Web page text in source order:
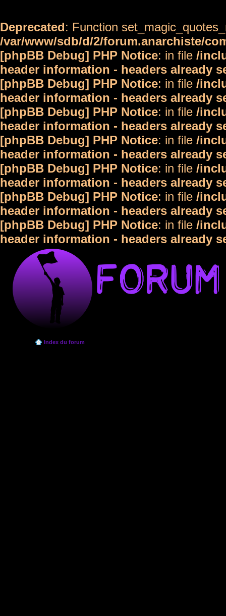
Deprecated: Function
/var/www/sdb/d/2/forum.anarchiste/
[phpBB Debug] PHP Notice: in file /
header information - headers already
[phpBB Debug] PHP Notice: in file /
header information - headers already
[phpBB Debug] PHP Notice: in file /
header information - headers already
[phpBB Debug] PHP Notice: in file /
header information - headers already
[phpBB Debug] PHP Notice: in file /
header information - headers already
[phpBB Debug] PHP Notice: in file /
header information - headers already
[phpBB Debug] PHP Notice: in file /
header information - headers already
Index du forum